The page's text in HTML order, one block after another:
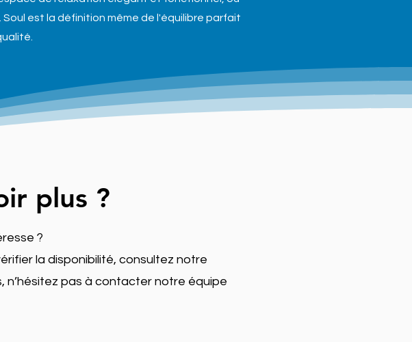
est la définition même de l'équilibre parfait
plus ?
?
la disponibilité, consultez notre
n’hésitez pas à contacter notre équipe